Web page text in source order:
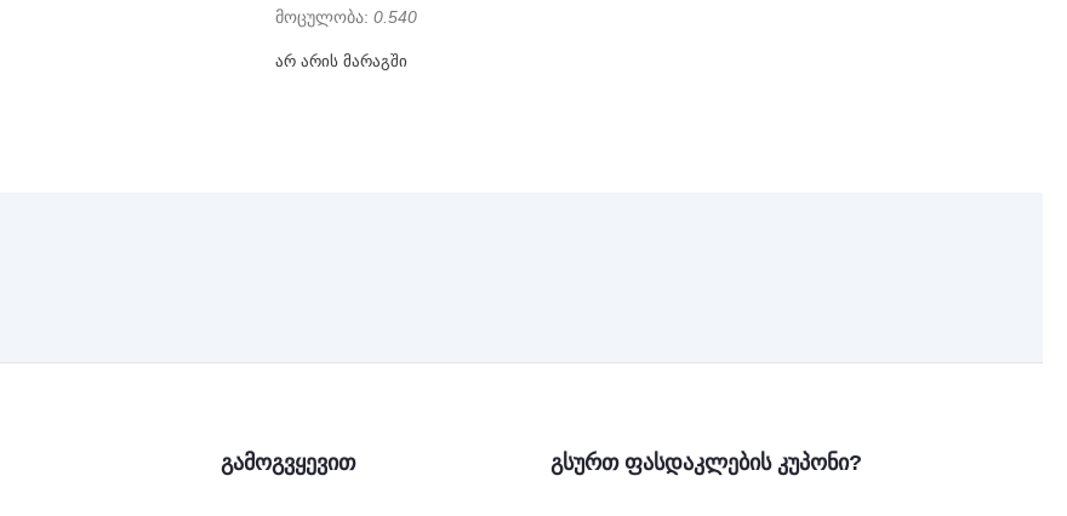
Მოცულობა: 0.540
არ არის მარაგში
გამოგვყევით გსურთ ფასდაკლების კუპონი?